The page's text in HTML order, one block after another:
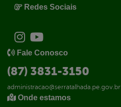
Redes Sociais
Fale Conosco
(87) 3831-3150
administracao@serratalhada.pe.gov.br
Onde estamos